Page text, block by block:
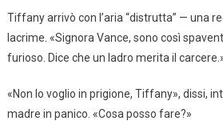
Tiffany arrivò con l’aria “distrutta” — una
lacrime. «Signora Vance, sono così
furioso. Dice che un ladro merita il
«Non lo voglio in prigione, Tiffany», dissi,
madre in panico. «Cosa posso fare?»